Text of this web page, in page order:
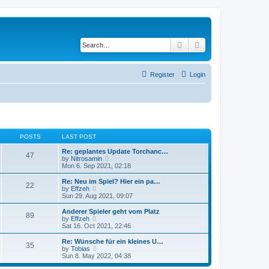
Search
Login
Register
POSTS LAST POST
47
Re: geplantes Update Torchanc…
by Nitrosamin
e
w
h
e
a
e
t
o
s
Mon 6. Sep 2021, 02:18
22
Re: Neu im Spiel? Hier ein pa…
by Effzeh
i
e
w
h
a
t
e
s
Sun 29. Aug 2021, 09:07
89
Anderer Spieler geht vom Platz
by Effzeh
i
e
w
h
Sat 16. Oct 2021, 22:46
35
Re: Wünsche für ein kleines U…
by Tobias
i
e
Sun 8. May 2022, 04:38